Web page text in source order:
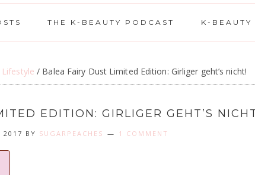
THE K-BEAUTY PODCAST K-BEAUTY
Lifestyle / Balea Fairy Dust Limited Edition: Girliger geht’s nicht!
EDITION: GIRLIGER GEHT’S
2017 BY SUGARPEACHES 1 COMMENT